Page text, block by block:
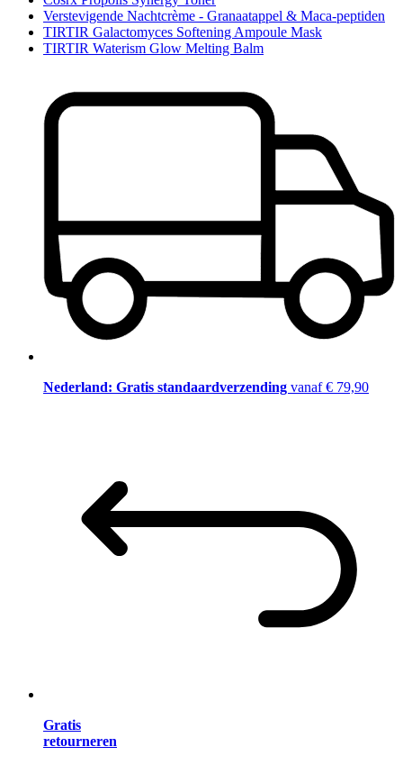
Verstevigende Nachtcrème - Granaatappel & Maca-peptiden
TIRTIR Galactomyces Softening Ampoule Mask
TIRTIR Waterism Glow Melting Balm
Nederland: Gratis standaardverzending vanaf € 79,90
Gratis
retourneren